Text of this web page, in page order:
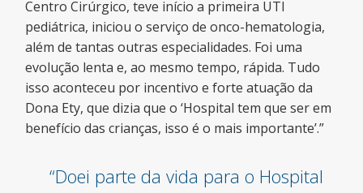
Centro Cirúrgico, teve início a primeira UTI
pediátrica, iniciou o serviço de onco-hematologia,
além de tantas outras especialidades. Foi uma
evolução lenta e, ao mesmo tempo, rápida. Tudo
isso aconteceu por incentivo e forte atuação da
Dona Ety, que dizia que o ‘Hospital tem que ser em
benefício das crianças, isso é o mais importante’.”
“Doei parte da vida para o Hospital